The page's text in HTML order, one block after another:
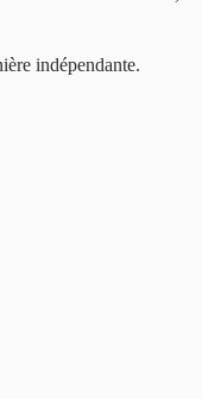
indépendante.